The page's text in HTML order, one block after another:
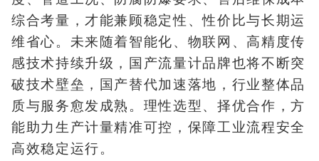
综合考量，才能兼顾稳定性、性价比与长期运
维省心。未来随着智能化、物联网、高精度传
感技术持续升级，国产流量计品牌也将不断突
破技术壁垒，国产替代加速落地，行业整体品
质与服务愈发成熟。理性选型、择优合作，方
能助力生产计量精准可控，保障工业流程安全
高效稳定运行。